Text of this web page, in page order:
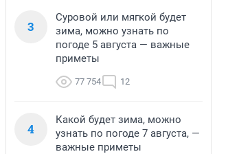
3
Суровой или мягкой будет
зима, можно узнать по
погоде 5 августа — важные
приметы
77 754 12
4
Какой будет зима, можно
узнать по погоде 7 августа, —
важные приметы